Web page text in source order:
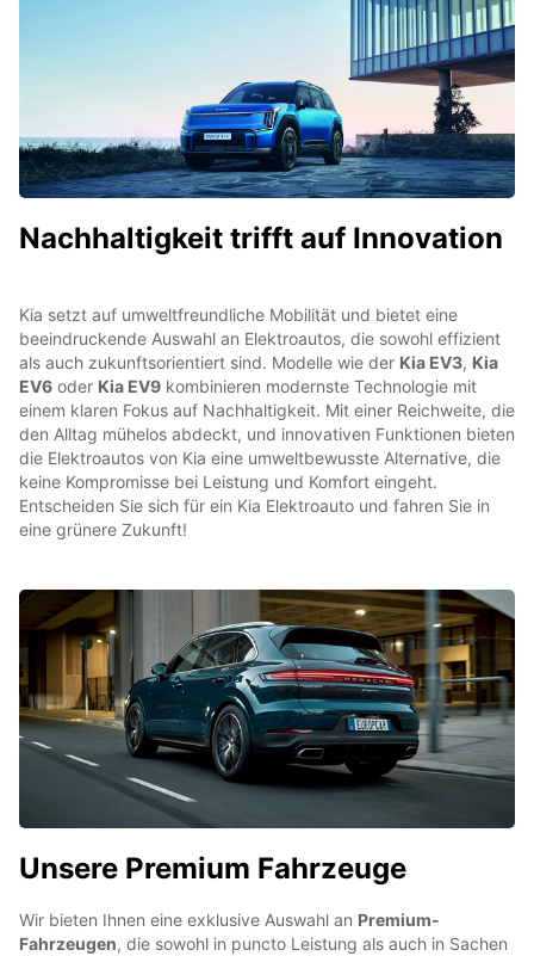
Nachhaltigkeit trifft auf Innovation
Kia setzt auf umweltfreundliche Mobilität und bietet eine
beeindruckende Auswahl an Elektroautos, die sowohl effizient
als auch zukunftsorientiert sind. Modelle wie der Kia EV3, Kia
EV6 oder Kia EV9 kombinieren modernste Technologie mit
einem klaren Fokus auf Nachhaltigkeit. Mit einer Reichweite, die
den Alltag mühelos abdeckt, und innovativen Funktionen bieten
die Elektroautos von Kia eine umweltbewusste Alternative, die
keine Kompromisse bei Leistung und Komfort eingeht.
Entscheiden Sie sich für ein Kia Elektroauto und fahren Sie in
eine grünere Zukunft!
Unsere Premium Fahrzeuge
Wir bieten Ihnen eine exklusive Auswahl an Premium-
Fahrzeugen, die sowohl in puncto Leistung als auch in Sachen